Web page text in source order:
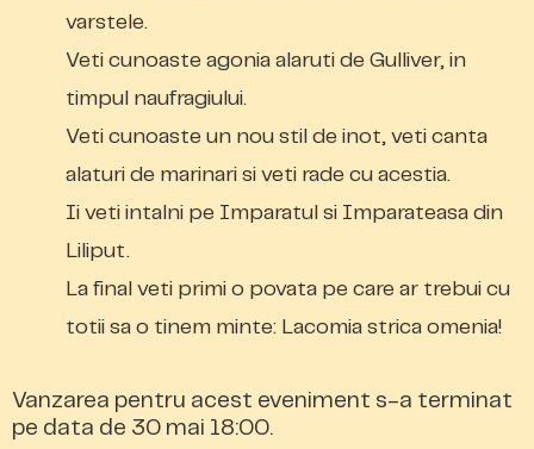
varstele.
Veti cunoaste agonia alaruti de Gulliver, in
timpul naufragiului.
Veti cunoaste un nou stil de inot, veti canta
alaturi de marinari si veti rade cu acestia.
Ii veti intalni pe Imparatul si Imparateasa din
Liliput.
La final veti primi o povata pe care ar trebui cu
totii sa o tinem minte: Lacomia strica omenia!
Vanzarea pentru acest eveniment s-a terminat
pe data de 30 mai 18:00.